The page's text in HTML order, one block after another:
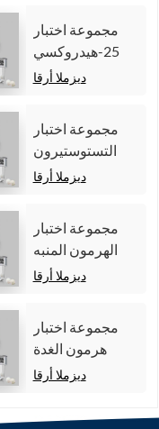
مجموعة اختبار
25-هيدروكسي
فيتامين د (مقايسة
ديزملا أرقا
مجموعة اختبار
التستوستيرون
(المقايسة المناعية
ديزملا أرقا
مجموعة اختبار
الهرمون المنبه
للجريب (FSH).ديزملا أرقا
مجموعة اختبار
هرمون الغدة
الدرقية الكلي
ديزملا أرقا